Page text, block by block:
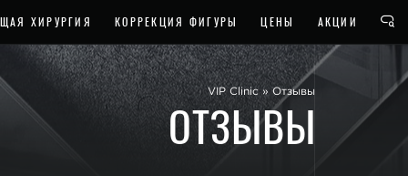
ХИРУРГИЯ КОРРЕКЦИЯ ФИГУРЫ ЦЕНЫ АКЦИИ
VIP Clinic » Отзывы
ОТЗЫВЫ